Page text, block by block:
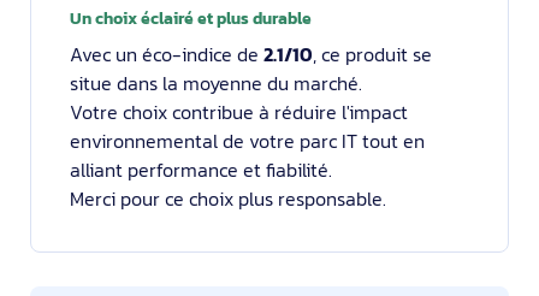
Un choix éclairé et plus durable
Avec un éco-indice de 2.1/10, ce produit se
situe dans la moyenne du marché.
Votre choix contribue à réduire l'impact
environnemental de votre parc IT tout en
alliant performance et fiabilité.
Merci pour ce choix plus responsable.